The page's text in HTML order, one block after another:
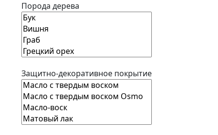
Порода дерева
Защитно-декоративное покрытие